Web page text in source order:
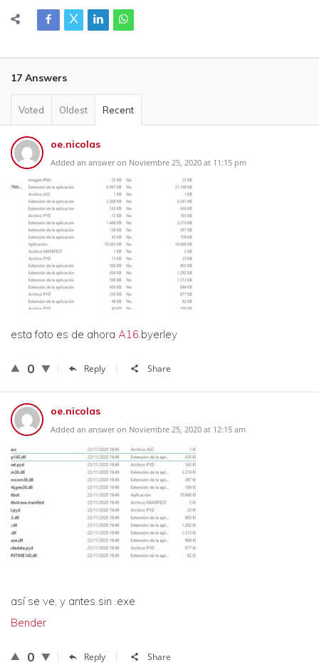
17 Answers
Voted Oldest Recent
oe.nicolas
Added an answer on Noviembre 25, 2020 at 11:15 pm
esta foto es de ahora A16.byerley
0 Reply Share
oe.nicolas
Added an answer on Noviembre 25, 2020 at 12:15 am
así se ve, y antes sin .exe
Bender
0 Reply Share